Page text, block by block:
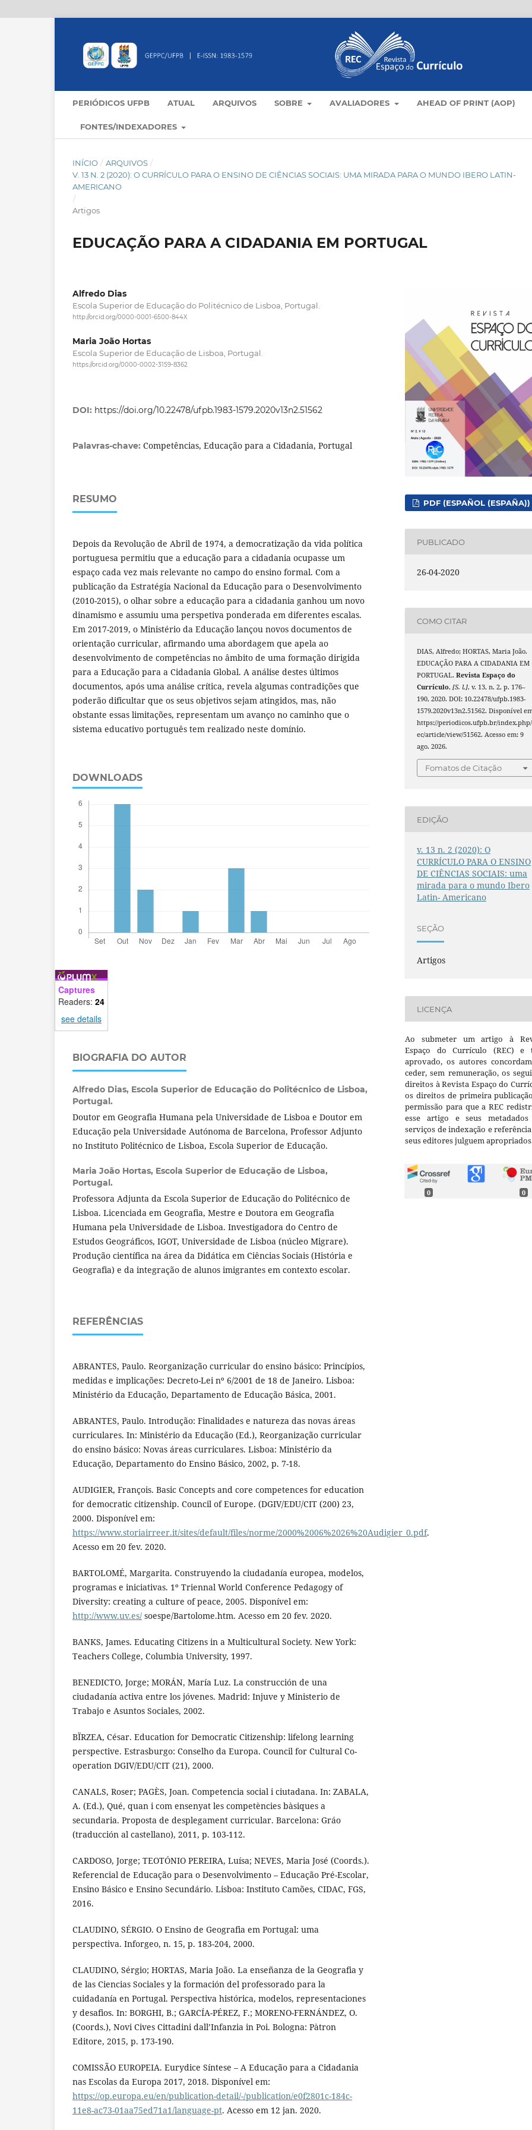
PERIÓDICOS UFPB ATUAL ARQUIVOS SOBRE AVALIADORES AHEAD OF PRINT (AOP)
FONTES/INDEXADORES
INÍCIO / ARQUIVOS /
V. 13 N. 2 (2020): O CURRÍCULO PARA O ENSINO DE CIÊNCIAS SOCIAIS: UMA MIRADA PARA O MUNDO IBERO LATIN-
AMERICANO
/
Artigos
EDUCAÇÃO PARA A CIDADANIA EM PORTUGAL
Alfredo Dias
Escola Superior de Educação do Politécnico de Lisboa, Portugal.
http://orcid.org/0000-0001-6500-844X
Maria João Hortas
Escola Superior de Educação de Lisboa, Portugal.
https://orcid.org/0000-0002-3159-8362
DOI: https://doi.org/10.22478/ufpb.1983-1579.2020v13n2.51562
Palavras-chave: Competências, Educação para a Cidadania, Portugal
RESUMO
Depois da Revolução de Abril de 1974, a democratização da vida política
portuguesa permitiu que a educação para a cidadania ocupasse um
espaço cada vez mais relevante no campo do ensino formal. Com a
publicação da Estratégia Nacional da Educação para o Desenvolvimento
(2010-2015), o olhar sobre a educação para a cidadania ganhou um novo
dinamismo e assumiu uma perspetiva ponderada em diferentes escalas.
Em 2017-2019, o Ministério da Educação lançou novos documentos de
orientação curricular, afirmando uma abordagem que apela ao
desenvolvimento de competências no âmbito de uma formação dirigida
para a Educação para a Cidadania Global. A análise destes últimos
documentos, após uma análise crítica, revela algumas contradições que
poderão dificultar que os seus objetivos sejam atingidos, mas, não
obstante essas limitações, representam um avanço no caminho que o
sistema educativo português tem realizado neste domínio.
DOWNLOADS
Captures
Readers: 24
see details
BIOGRAFIA DO AUTOR
Alfredo Dias, Escola Superior de Educação do Politécnico de Lisboa,
Portugal.
Doutor em Geografia Humana pela Universidade de Lisboa e Doutor em
Educação pela Universidade Autónoma de Barcelona, Professor Adjunto
no Instituto Politécnico de Lisboa, Escola Superior de Educação.
Maria João Hortas, Escola Superior de Educação de Lisboa,
Portugal.
Professora Adjunta da Escola Superior de Educação do Politécnico de
Lisboa. Licenciada em Geografia, Mestre e Doutora em Geografia
Humana pela Universidade de Lisboa. Investigadora do Centro de
Estudos Geográficos, IGOT, Universidade de Lisboa (núcleo Migrare).
Produção científica na área da Didática em Ciências Sociais (História e
Geografia) e da integração de alunos imigrantes em contexto escolar.
REFERÊNCIAS
ABRANTES, Paulo. Reorganização curricular do ensino básico: Princípios,
medidas e implicações: Decreto-Lei nº 6/2001 de 18 de Janeiro. Lisboa:
Ministério da Educação, Departamento de Educação Básica, 2001.
ABRANTES, Paulo. Introdução: Finalidades e natureza das novas áreas
curriculares. In: Ministério da Educação (Ed.), Reorganização curricular
do ensino básico: Novas áreas curriculares. Lisboa: Ministério da
Educação, Departamento do Ensino Básico, 2002, p. 7-18.
AUDIGIER, François. Basic Concepts and core competences for education
for democratic citizenship. Council of Europe. (DGIV/EDU/CIT (200) 23,
2000. Disponível em:
https://www.storiairreer.it/sites/default/files/norme/2000%2006%2026%20Audigier_0.pdf.
Acesso em 20 fev. 2020.
BARTOLOMÉ, Margarita. Construyendo la ciudadanía europea, modelos,
programas e iniciativas. 1º Triennal World Conference Pedagogy of
Diversity: creating a culture of peace, 2005. Disponível em:
http://www.uv.es/ soespe/Bartolome.htm. Acesso em 20 fev. 2020.
BANKS, James. Educating Citizens in a Multicultural Society. New York:
Teachers College, Columbia University, 1997.
BENEDICTO, Jorge; MORÁN, María Luz. La construcción de una
ciudadanía activa entre los jóvenes. Madrid: Injuve y Ministerio de
Trabajo e Asuntos Sociales, 2002.
BÏRZEA, César. Education for Democratic Citizenship: lifelong learning
perspective. Estrasburgo: Conselho da Europa. Council for Cultural Co-
operation DGIV/EDU/CIT (21), 2000.
CANALS, Roser; PAGÈS, Joan. Competencia social i ciutadana. In: ZABALA,
A. (Ed.), Qué, quan i com ensenyat les competències bàsiques a
secundaria. Proposta de desplegament curricular. Barcelona: Gráo
(traducción al castellano), 2011, p. 103-112.
CARDOSO, Jorge; TEOTÓNIO PEREIRA, Luísa; NEVES, Maria José (Coords.).
Referencial de Educação para o Desenvolvimento – Educação Pré-Escolar,
Ensino Básico e Ensino Secundário. Lisboa: Instituto Camões, CIDAC, FGS,
2016.
CLAUDINO, SÉRGIO. O Ensino de Geografia em Portugal: uma
perspectiva. Inforgeo, n. 15, p. 183-204, 2000.
CLAUDINO, Sérgio; HORTAS, Maria João. La enseñanza de la Geografia y
de las Ciencias Sociales y la formación del professorado para la
cuidadanía en Portugal. Perspectiva histórica, modelos, representaciones
y desafios. In: BORGHI, B.; GARCÍA-PÉREZ, F.; MORENO-FERNÁNDEZ, O.
(Coords.), Novi Cives Cittadini dall’Infanzia in Poi. Bologna: Pàtron
Editore, 2015, p. 173-190.
COMISSÃO EUROPEIA. Eurydice Síntese – A Educação para a Cidadania
nas Escolas da Europa 2017, 2018. Disponível em:
https://op.europa.eu/en/publication-detail/-/publication/e0f2801c-184c-
11e8-ac73-01aa75ed71a1/language-pt. Acesso em 12 jan. 2020.
PDF (ESPAÑOL (ESPAÑA))
PUBLICADO
26-04-2020
COMO CITAR
DIAS, Alfredo; HORTAS, Maria João.
EDUCAÇÃO PARA A CIDADANIA EM
PORTUGAL.Revista Espaço do
Currículo,[S. l.], v. 13, n. 2, p. 176–
190, 2020. DOI: 10.22478/ufpb.1983-
1579.2020v13n2.51562. Disponível
https://periodicos.ufpb.br/
ec/article/view/51562. Acesso em: 9
ago. 2026.
Fomatos de Citação
EDIÇÃO
v. 13 n. 2 (2020): O
CURRÍCULO PARA O ENSINO
DE CIÊNCIAS SOCIAIS: uma
mirada para o mundo Ibero
Latin- Americano
SEÇÃO
Artigos
LICENÇA
Ao submeter um artigo à
Espaço do Currículo (REC) e
aprovado, os autores
ceder, sem remuneração, os
direitos à Revista Espaço do
os direitos de primeira
permissão para que a REC
esse artigo e seus metadados
serviços de indexação e
seus editores julguem
0 0